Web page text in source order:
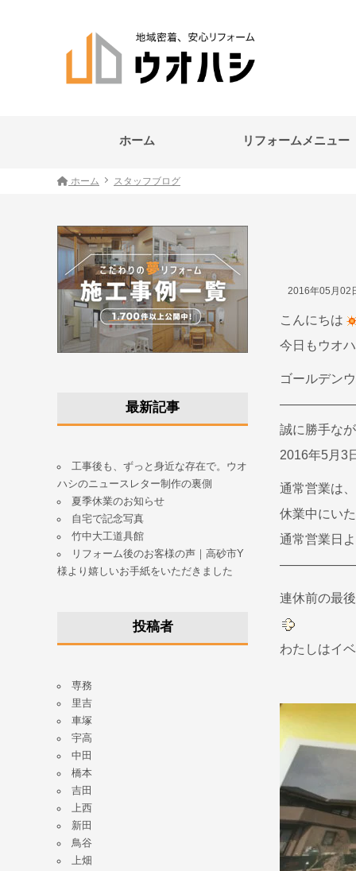
ホーム リフォームメニュー
ホーム スタッフブログ
2016年05月02
こんにちは
今日もウオ
ゴールデン
誠に勝手な
2016年5月3
通常営業は
休業中にい
通常営業日
連休前の最
わたしはイ
最新記事
工事後も、ずっと身近な存在で。ウオ
ハシのニュースレター制作の裏側
夏季休業のお知らせ
自宅で記念写真
竹中大工道具館
リフォーム後のお客様の声｜高砂市Y
様より嬉しいお手紙をいただきました
投稿者
専務
里吉
車塚
宇高
中田
橋本
吉田
上西
新田
鳥谷
上畑